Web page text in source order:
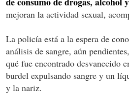
mejoran la actividad sexual,
La policía está a la espera de
análisis de sangre, aún
qué fue encontrado desvanecido
burdel expulsando sangre y un
y la nariz.